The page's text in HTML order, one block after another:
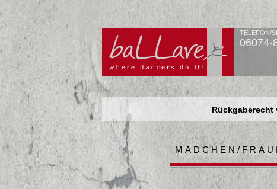
TELEFON/
06074-
Rückgaberecht
MÄDCHEN/